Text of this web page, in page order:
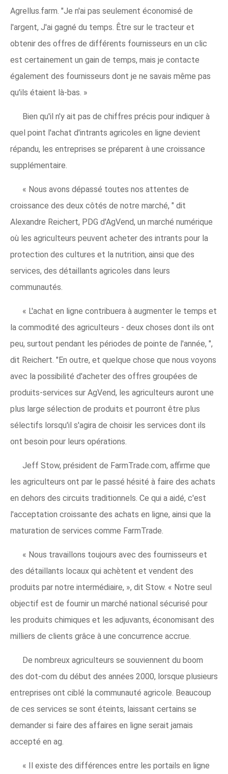
Agrellus.farm. "Je n'ai pas seulement économisé de
l'argent, J'ai gagné du temps. Être sur le tracteur et
obtenir des offres de différents fournisseurs en un clic
est certainement un gain de temps, mais je contacte
également des fournisseurs dont je ne savais même pas
qu'ils étaient là-bas. »
Bien qu'il n'y ait pas de chiffres précis pour indiquer à
quel point l'achat d'intrants agricoles en ligne devient
répandu, les entreprises se préparent à une croissance
supplémentaire.
« Nous avons dépassé toutes nos attentes de
croissance des deux côtés de notre marché, " dit
Alexandre Reichert, PDG d'AgVend, un marché numérique
où les agriculteurs peuvent acheter des intrants pour la
protection des cultures et la nutrition, ainsi que des
services, des détaillants agricoles dans leurs
communautés.
« L'achat en ligne contribuera à augmenter le temps et
la commodité des agriculteurs - deux choses dont ils ont
peu, surtout pendant les périodes de pointe de l'année, ",
dit Reichert. "En outre, et quelque chose que nous voyons
avec la possibilité d'acheter des offres groupées de
produits-services sur AgVend, les agriculteurs auront une
plus large sélection de produits et pourront être plus
sélectifs lorsqu'il s'agira de choisir les services dont ils
ont besoin pour leurs opérations.
Jeff Stow, président de FarmTrade.com, affirme que
les agriculteurs ont par le passé hésité à faire des achats
en dehors des circuits traditionnels. Ce qui a aidé, c'est
l'acceptation croissante des achats en ligne, ainsi que la
maturation de services comme FarmTrade.
« Nous travaillons toujours avec des fournisseurs et
des détaillants locaux qui achètent et vendent des
produits par notre intermédiaire, », dit Stow. « Notre seul
objectif est de fournir un marché national sécurisé pour
les produits chimiques et les adjuvants, économisant des
milliers de clients grâce à une concurrence accrue.
De nombreux agriculteurs se souviennent du boom
des dot-com du début des années 2000, lorsque plusieurs
entreprises ont ciblé la communauté agricole. Beaucoup
de ces services se sont éteints, laissant certains se
demander si faire des affaires en ligne serait jamais
accepté en ag.
« Il existe des différences entre les portails en ligne